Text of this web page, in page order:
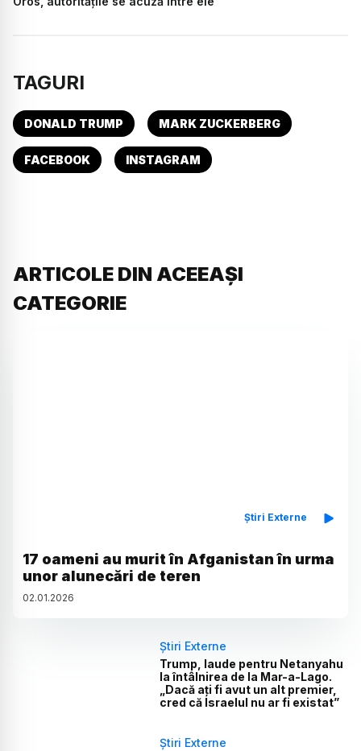
TAGURI
DONALD TRUMP MARK ZUCKERBERG
FACEBOOK INSTAGRAM
ARTICOLE DIN ACEEAȘI
CATEGORIE
Știri Externe
17 oameni au murit în Afganistan în urma
unor alunecări de teren
02.01.2026
Știri Externe
Trump, laude pentru Netanyahu
la întâlnirea de la Mar-a-Lago.
„Dacă ați fi avut un alt premier,
cred că Israelul nu ar fi existat”
Știri Externe